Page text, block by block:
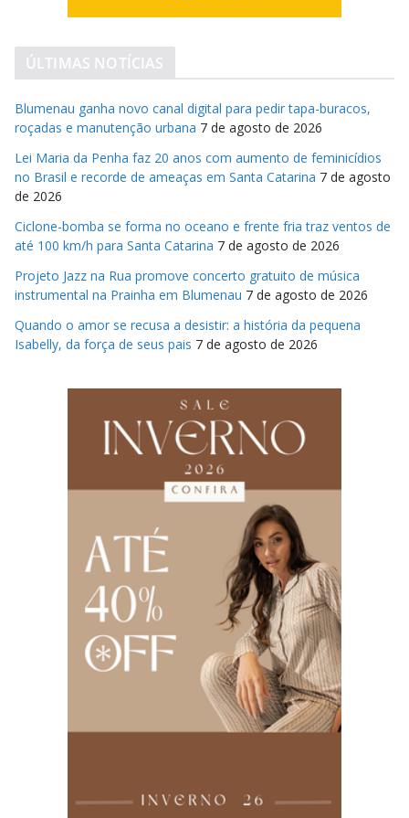
ÚLTIMAS NOTÍCIAS
Blumenau ganha novo canal digital para pedir tapa-buracos,
roçadas e manutenção urbana 7 de agosto de 2026
Lei Maria da Penha faz 20 anos com aumento de feminicídios
no Brasil e recorde de ameaças em Santa Catarina 7 de agosto
de 2026
Ciclone-bomba se forma no oceano e frente fria traz ventos de
até 100 km/h para Santa Catarina 7 de agosto de 2026
Projeto Jazz na Rua promove concerto gratuito de música
instrumental na Prainha em Blumenau 7 de agosto de 2026
Quando o amor se recusa a desistir: a história da pequena
Isabelly, da força de seus pais 7 de agosto de 2026